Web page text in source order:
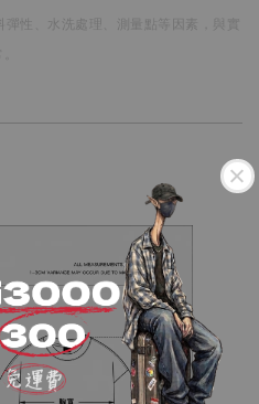
彈性、水洗處理、測量點等因素，